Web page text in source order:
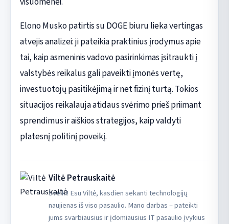
Elono Musko patirtis su DOGE biuru lieka vertingas
atvejis analizei: ji pateikia praktinius įrodymus apie
tai, kaip asmeninis vadovo pasirinkimas įsitraukti į
valstybės reikalus gali paveikti įmonės vertę,
investuotojų pasitikėjimą ir net fizinį turtą. Tokios
situacijos reikalauja atidaus svėrimo prieš priimant
sprendimus ir aiškios strategijos, kaip valdyti
platesnį politinį poveikį.
Viltė Petrauskaitė
Sveiki! Esu Viltė, kasdien sekanti technologijų
naujienas iš viso pasaulio. Mano darbas – pateikti
jums svarbiausius ir įdomiausius IT pasaulio įvykius